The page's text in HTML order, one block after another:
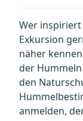
Wer
Exkursion
näher
der
den
anmelden,